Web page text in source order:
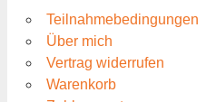
Teilnahmebedingungen
Über mich
Vertrag widerrufen
Warenkorb